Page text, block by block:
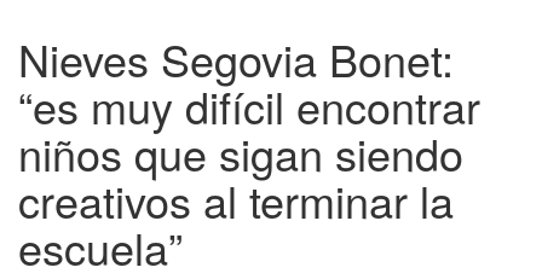
Nieves Segovia Bonet:
“es muy difícil encontrar
niños que sigan siendo
creativos al terminar la
escuela”